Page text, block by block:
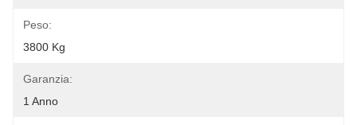
Peso:
3800 Kg
Garanzia:
1 Anno